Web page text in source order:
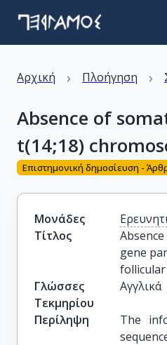
Αρχική › Πλοήγηση ›
Absence of
t(14;18)
Επιστημονική δημοσίευση -
Μονάδες
Τίτλος
gene
Γλώσσες
Τεκμηρίου
Αγγλικά
Περίληψη
The